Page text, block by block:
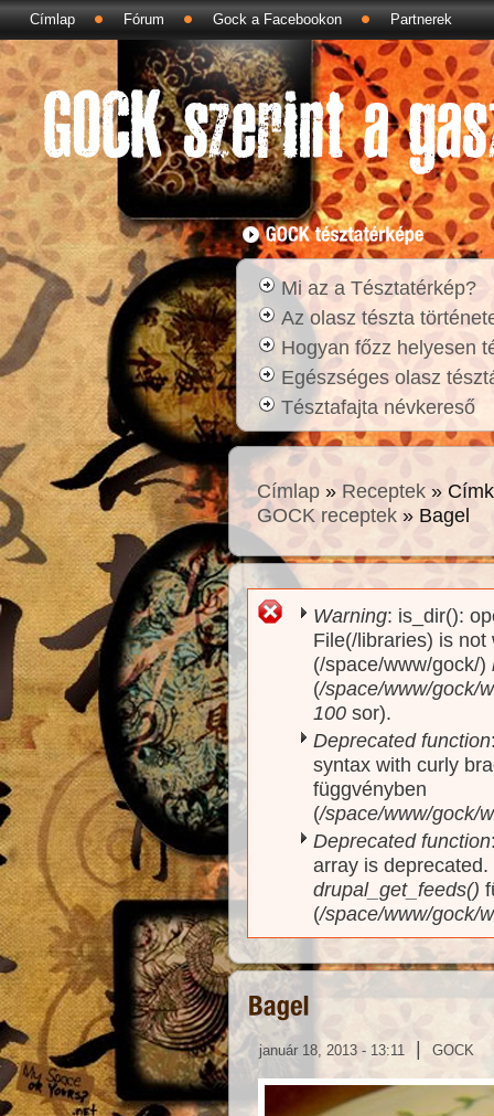
Címlap Fórum Gock a Facebookon Partnerek
Mi az a Tésztatérkép?
Az olasz tészta
Hogyan főzz helyesen
Egészséges olasz
Tésztafajta névkereső
Címlap » Receptek »
GOCK receptek » Bagel
Hibaüzenet
Warning: is_dir():
File(/libraries) is
(/space/www/gock/)
(/space/www/gock/
100 sor).
Deprecated function
syntax with curly
függvényben
(/space/www/gock/
Deprecated function
array is
drupal_get_feeds()
(/space/www/gock/
január 18, 2013 - 13:11 | GOCK